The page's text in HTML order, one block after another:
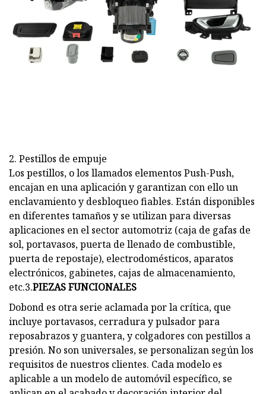
2. Pestillos de empuje
Los pestillos, o los llamados elementos Push-Push,
encajan en una aplicación y garantizan con ello un
enclavamiento y desbloqueo fiables. Están disponibles
en diferentes tamaños y se utilizan para diversas
aplicaciones en el sector automotriz (caja de gafas de
sol, portavasos, puerta de llenado de combustible,
puerta de repostaje), electrodomésticos, aparatos
electrónicos, gabinetes, cajas de almacenamiento,
etc.3.PIEZAS FUNCIONALES
Dobond es otra serie aclamada por la crítica, que
incluye portavasos, cerradura y pulsador para
reposabrazos y guantera, y colgadores con pestillos a
presión. No son universales, se personalizan según los
requisitos de nuestros clientes. Cada modelo es
aplicable a un modelo de automóvil específico, se